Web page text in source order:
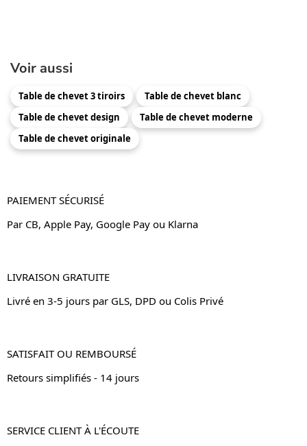
Voir aussi
Table de chevet 3 tiroirs
Table de chevet blanc
Table de chevet design
Table de chevet moderne
Table de chevet originale
PAIEMENT SÉCURISÉ
Par CB, Apple Pay, Google Pay ou Klarna
LIVRAISON GRATUITE
Livré en 3-5 jours par GLS, DPD ou Colis Privé
SATISFAIT OU REMBOURSÉ
Retours simplifiés - 14 jours
SERVICE CLIENT À L'ÉCOUTE